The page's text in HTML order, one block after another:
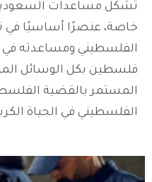
تشكل مساعدات
خاصة، عنصرًا أساسيًا
الفلسطيني ومساعدته في
فلسطين بكل الوسائل
المستمر بالقضية
الفلسطيني في الحياة